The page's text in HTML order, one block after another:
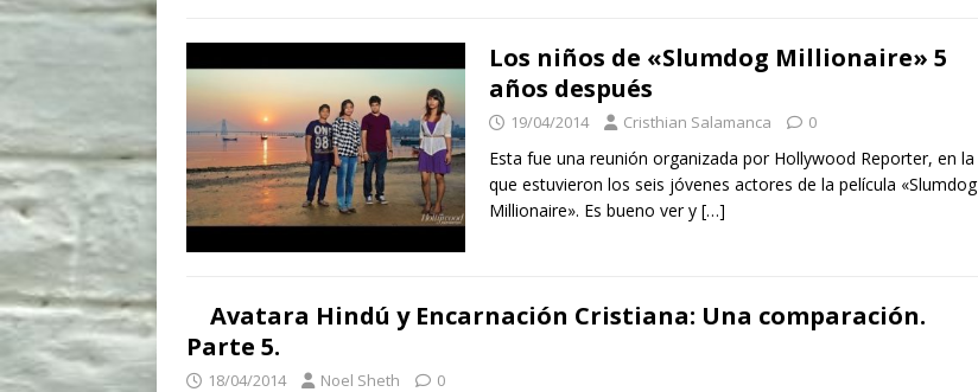
Los niños de «Slumdog Millionaire» 5
años después
19/04/2014 Cristhian Salamanca 0
Esta fue una reunión organizada por Hollywood Reporter, en la
que estuvieron los seis jóvenes actores de la película «Slumdog
Millionaire». Es bueno ver y […]
Avatara Hindú y Encarnación Cristiana: Una comparación.
Parte 5.
18/04/2014 Noel Sheth 0